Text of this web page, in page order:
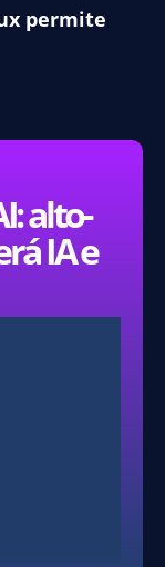
alto-
IA e
permite